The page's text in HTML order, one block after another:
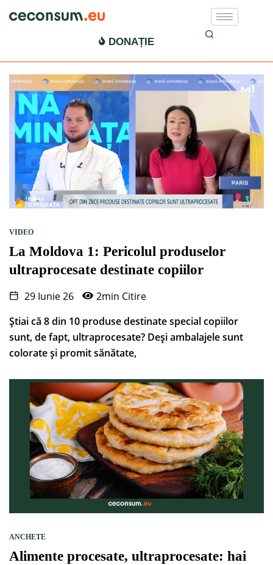
alimente ultraprocesate
DONAȚIE
VIDEO
La Moldova 1: Pericolul produselor
ultraprocesate destinate copiilor
29 Iunie 26
2min Citire
Știai că 8 din 10 produse destinate special copiilor
sunt, de fapt, ultraprocesate? Deși ambalajele sunt
colorate și promit sănătate,
ANCHETE
Alimente procesate, ultraprocesate: hai